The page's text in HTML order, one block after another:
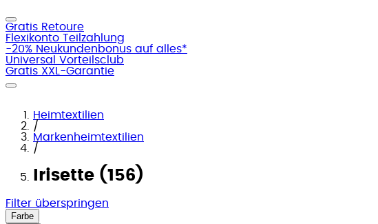
Gratis Retoure
Flexikonto Teilzahlung
-20% Neukundenbonus auf alles*
Universal Vorteilsclub
Gratis XXL-Garantie
Heimtextilien
/
Markenheimtextilien
/
Irisette (156)
Filter überspringen
Farbe